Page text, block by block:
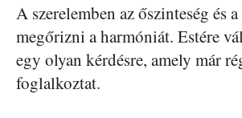
A szerelemben az őszinteség és
megőrizni a harmóniát. Estére
egy olyan kérdésre, amely már
foglalkoztat.